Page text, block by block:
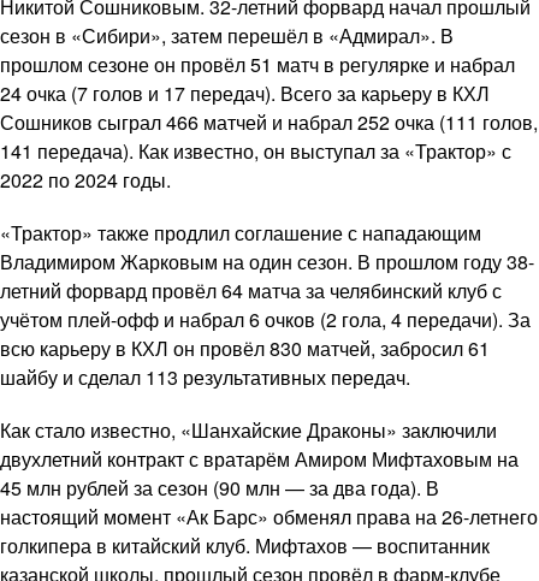
Никитой Сошниковым. 32-летний форвард начал прошлый
сезон в «Сибири», затем перешёл в «Адмирал». В
прошлом сезоне он провёл 51 матч в регулярке и набрал
24 очка (7 голов и 17 передач). Всего за карьеру в КХЛ
Сошников сыграл 466 матчей и набрал 252 очка (111 голов,
141 передача). Как известно, он выступал за «Трактор» с
2022 по 2024 годы.
«Трактор» также продлил соглашение с нападающим
Владимиром Жарковым на один сезон. В прошлом году 38-
летний форвард провёл 64 матча за челябинский клуб с
учётом плей-офф и набрал 6 очков (2 гола, 4 передачи). За
всю карьеру в КХЛ он провёл 830 матчей, забросил 61
шайбу и сделал 113 результативных передач.
Как стало известно, «Шанхайские Драконы» заключили
двухлетний контракт с вратарём Амиром Мифтаховым на
45 млн рублей за сезон (90 млн — за два года). В
настоящий момент «Ак Барс» обменял права на 26-летнего
голкипера в китайский клуб. Мифтахов — воспитанник
казанской школы, прошлый сезон провёл в фарм-клубе